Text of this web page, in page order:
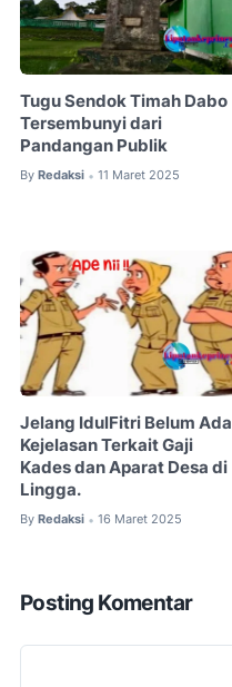
Tugu Sendok Timah Dabo
Tersembunyi dari
Pandangan Publik
By Redaksi • 11 Maret 2025
Jelang IdulFitri Belum Ada
Kejelasan Terkait Gaji
Kades dan Aparat Desa di
Lingga.
By Redaksi • 16 Maret 2025
Posting Komentar